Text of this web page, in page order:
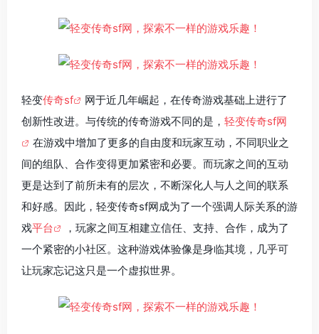
轻变传奇sf
网于近几年崛起，在传奇游戏基础上进行了
创新性改进。与传统的传奇游戏不同的是， 轻变传奇sf网
在游戏中增加了更多的自由度和玩家互动，不同职业之
间的组队、合作变得更加紧密和必要。而玩家之间的互动
更是达到了前所未有的层次，不断深化人与人之间的联系
和好感。因此，轻变传奇sf网成为了一个强调人际关系的游
戏平台
，玩家之间互相建立信任、支持、合作，成为了
一个紧密的小社区。这种游戏体验像是身临其境，几乎可
让玩家忘记这只是一个虚拟世界。